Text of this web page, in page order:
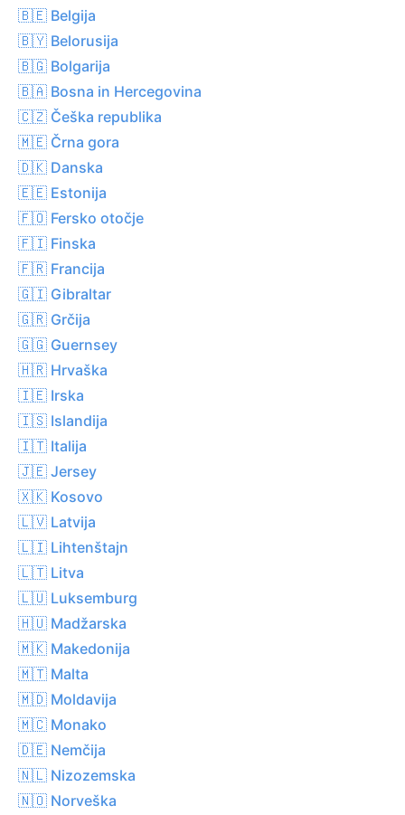
🇧🇪 Belgija
🇧🇾 Belorusija
🇧🇬 Bolgarija
🇧🇦 Bosna in Hercegovina
🇨🇿 Češka republika
🇲🇪 Črna gora
🇩🇰 Danska
🇪🇪 Estonija
🇫🇴 Fersko otočje
🇫🇮 Finska
🇫🇷 Francija
🇬🇮 Gibraltar
🇬🇷 Grčija
🇬🇬 Guernsey
🇭🇷 Hrvaška
🇮🇪 Irska
🇮🇸 Islandija
🇮🇹 Italija
🇯🇪 Jersey
🇽🇰 Kosovo
🇱🇻 Latvija
🇱🇮 Lihtenštajn
🇱🇹 Litva
🇱🇺 Luksemburg
🇭🇺 Madžarska
🇲🇰 Makedonija
🇲🇹 Malta
🇲🇩 Moldavija
🇲🇨 Monako
🇩🇪 Nemčija
🇳🇱 Nizozemska
🇳🇴 Norveška